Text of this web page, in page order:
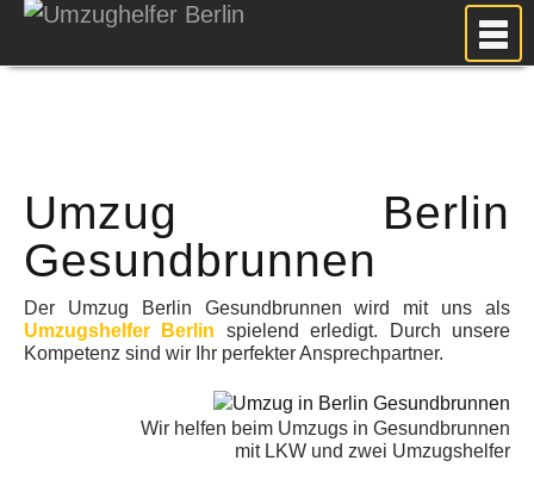
UMZUGSPLANUNG
WEITERE DIENSTLEISTUNGEN
AKTUELLES
BLOG
UMZUGSKOSTEN RECHNER
KUNDENMEINUNGEN
Umzug Berlin
Gesundbrunnen
Der Umzug Berlin Gesundbrunnen wird mit uns als
Umzugshelfer Berlin spielend erledigt. Durch unsere
Kompetenz sind wir Ihr perfekter Ansprechpartner.
Wir helfen beim Umzugs in Gesundbrunnen
mit LKW und zwei Umzugshelfer